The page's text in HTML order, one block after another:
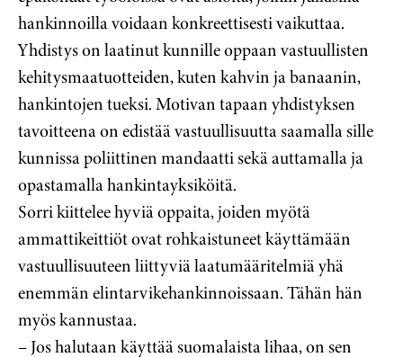
hankinnoilla voidaan konkreettisesti vaikuttaa.
Yhdistys on laatinut kunnille oppaan vastuullisten
kehitysmaatuotteiden, kuten kahvin ja banaanin,
hankintojen tueksi. Motivan tapaan yhdistyksen
tavoitteena on edistää vastuullisuutta saamalla sille
kunnissa poliittinen mandaatti sekä auttamalla ja
opastamalla hankintayksiköitä.
Sorri kiittelee hyviä oppaita, joiden myötä
ammattikeittiöt ovat rohkaistuneet käyttämään
vastuullisuuteen liittyviä laatumääritelmiä yhä
enemmän elintarvikehankinnoissaan. Tähän hän
myös kannustaa.
– Jos halutaan käyttää suomalaista lihaa, on sen